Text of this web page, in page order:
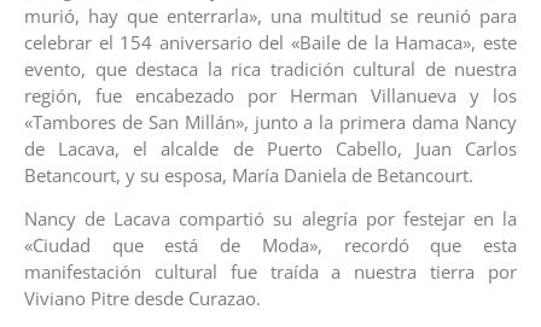
murió, hay que enterrarla», una multitud se reunió para
celebrar el 154 aniversario del «Baile de la Hamaca», este
evento, que destaca la rica tradición cultural de nuestra
región, fue encabezado por Herman Villanueva y los
«Tambores de San Millán», junto a la primera dama Nancy
de Lacava, el alcalde de Puerto Cabello, Juan Carlos
Betancourt, y su esposa, María Daniela de Betancourt.
Nancy de Lacava compartió su alegría por festejar en la
«Ciudad que está de Moda», recordó que esta
manifestación cultural fue traída a nuestra tierra por
Viviano Pitre desde Curazao.